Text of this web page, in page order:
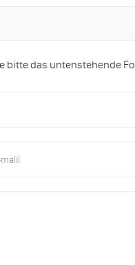
bitte das untenstehende